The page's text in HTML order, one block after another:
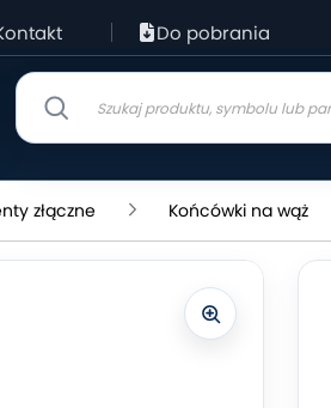
Do pobrania
złączne Końcówki na wąż